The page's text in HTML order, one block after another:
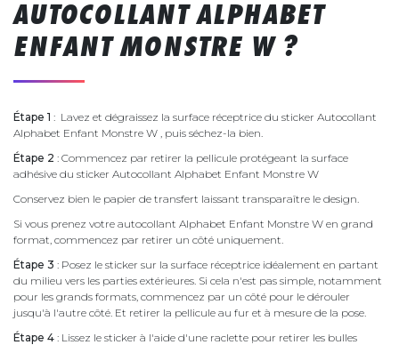
AUTOCOLLANT ALPHABET
ENFANT MONSTRE W ?
Étape 1 : Lavez et dégraissez la surface réceptrice du sticker Autocollant
Alphabet Enfant Monstre W , puis séchez-la bien.
Étape 2 : Commencez par retirer la pellicule protégeant la surface
adhésive du sticker Autocollant Alphabet Enfant Monstre W
Conservez bien le papier de transfert laissant transparaître le design.
Si vous prenez votre autocollant Alphabet Enfant Monstre W en grand
format, commencez par retirer un côté uniquement.
Étape 3 : Posez le sticker sur la surface réceptrice idéalement en partant
du milieu vers les parties extérieures. Si cela n'est pas simple, notamment
pour les grands formats, commencez par un côté pour le dérouler
jusqu'à l'autre côté. Et retirer la pellicule au fur et à mesure de la pose.
Étape 4 : Lissez le sticker à l'aide d'une raclette pour retirer les bulles